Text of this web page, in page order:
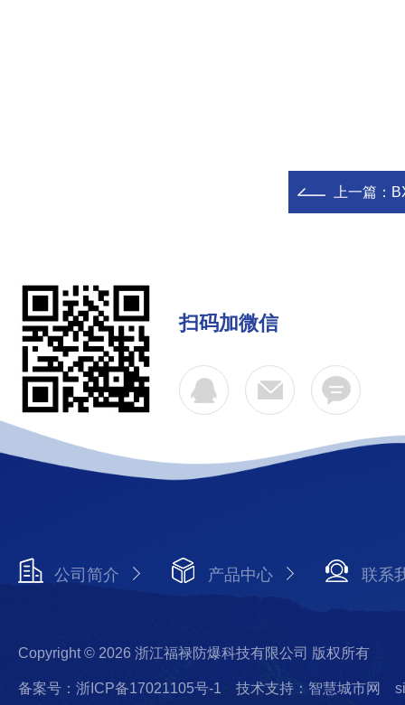
上一篇：
扫码加微信
公司简介 产品中心 联系
Copyright © 2026 浙江福禄防爆科技有限公司 版权所有
备案号：浙ICP备17021105号-1 技术支持：智慧城市网